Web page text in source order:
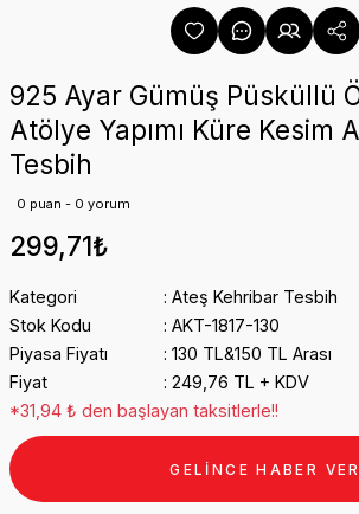
925 Ayar Gümüş Püsküllü
Atölye Yapımı Küre Kesim
Tesbih
0 puan - 0 yorum
299,71₺
Kategori
Ateş Kehribar Tesbih
Stok Kodu
AKT-1817-130
Piyasa Fiyatı
130 TL&150 TL Arası
Fiyat
249,76 TL + KDV
*31,94 ₺ den başlayan taksitlerle!!
GELİNCE HABER VER